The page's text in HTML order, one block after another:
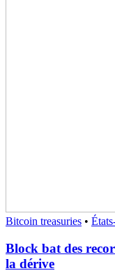
Bitcoin treasuries •
Block bat des
la dérive